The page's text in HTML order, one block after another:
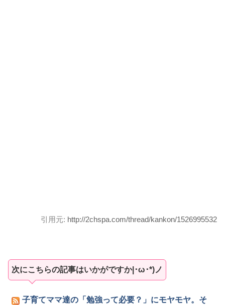
引用元: http://2chspa.com/thread/kankon/1526995532
次にこちらの記事はいかがですか|･ω･*)ノ
子育てママ達の「勉強って必要？」にモヤモヤ。そ